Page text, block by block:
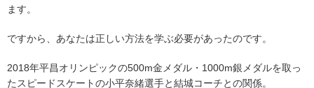
ます。
ですから、あなたは正しい方法を学ぶ必要があったのです。
2018年平昌オリンピックの500m金メダル・1000m銀メダルを取っ
たスピードスケートの小平奈緒選手と結城コーチとの関係。